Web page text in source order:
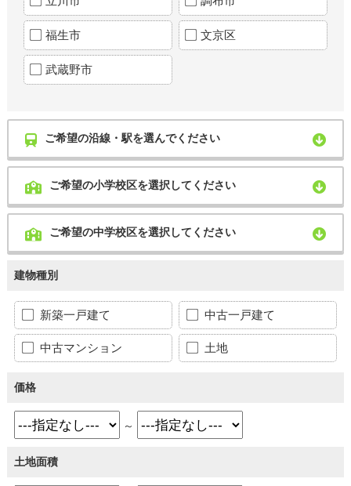
福生市 文京区
武蔵野市
ご希望の沿線・駅を選んでください
ご希望の小学校区を選択してください
ご希望の中学校区を選択してください
建物種別
新築一戸建て 中古一戸建て
中古マンション 土地
価格
～
土地面積